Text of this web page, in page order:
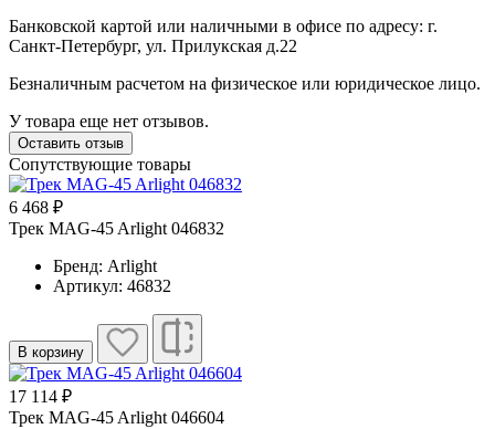
Банковской картой или наличными в офисе по адресу: г.
Санкт-Петербург, ул. Прилукская д.22
Безналичным расчетом на физическое или юридическое лицо.
У товара еще нет отзывов.
Оставить отзыв
Сопутствующие товары
6 468 ₽
Трек MAG-45 Arlight 046832
Бренд: Arlight
Артикул: 46832
В корзину
17 114 ₽
Трек MAG-45 Arlight 046604